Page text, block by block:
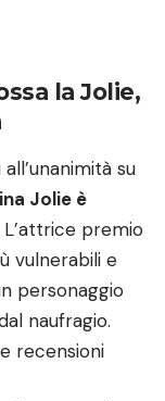
la Jolie,
su
Jolie è
L’attrice premio
vulnerabili e
personaggio
naufragio.
recensioni